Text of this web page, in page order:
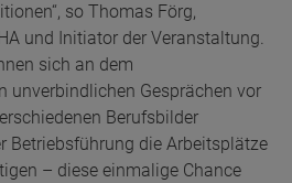
so Thomas Förg,
und Initiator der Veranstaltung.
sich an dem
unverbindlichen Gesprächen vor
Berufsbilder
Betriebsführung die Arbeitsplätze
– diese einmalige Chance